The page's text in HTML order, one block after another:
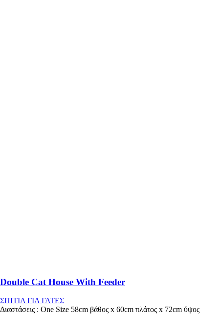
Double Cat House With Feeder
ΣΠΙΤΙΑ ΓΙΑ ΓΑΤΕΣ
Διαστάσεις : One Size 58cm βάθος x 60cm πλάτος x 72cm ύψος